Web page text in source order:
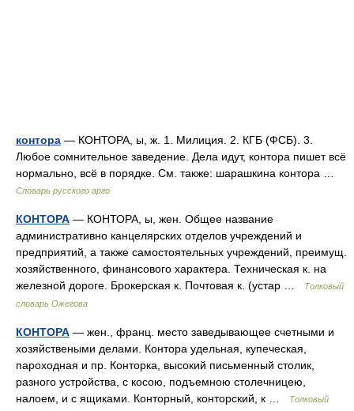
контора — КОНТОРА, ы, ж. 1. Милиция. 2. КГБ (ФСБ). 3.
Любое сомнительное заведение. Дела идут, контора пишет всё
нормально, всё в порядке. См. также: шарашкина контора …
Словарь русского арго
КОНТОРА — КОНТОРА, ы, жен. Общее название
административно канцелярских отделов учреждений и
предприятий, а также самостоятельных учреждений, преимущ.
хозяйственного, финансового характера. Техническая к. на
железной дороге. Брокерская к. Почтовая к. (устар …
Толковый
словарь Ожегова
КОНТОРА — жен., франц. место заведывающее счетными и
хозяйствеными делами. Контора удельная, купеческая,
пароходная и пр. Конторка, высокий письменный столик,
разного устройства, с косою, подъемною столечницею,
налоем, и с ящиками. Конторный, конторский, к …
Толковый